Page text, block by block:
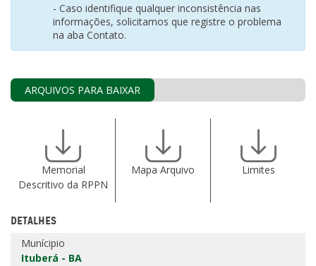
- Caso identifique qualquer inconsistência nas
informações, solicitamos que registre o problema
na aba Contato.
ARQUIVOS PARA BAIXAR
Memorial
Descritivo da RPPN
Mapa Arquivo Limites
DETALHES
Munícipio
Ituberá - BA